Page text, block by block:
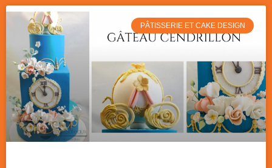
PÂTISSERIE ET CAKE DESIGN